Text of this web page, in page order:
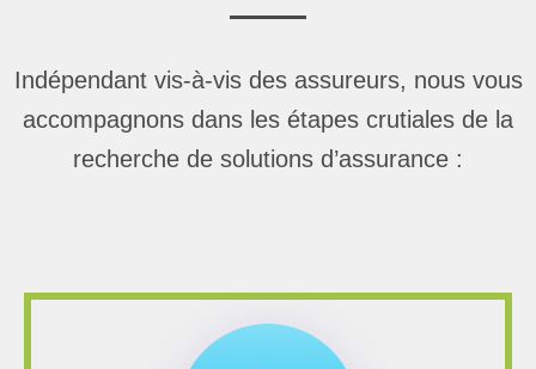
Indépendant vis-à-vis des assureurs, nous vous
accompagnons dans les étapes crutiales de la
recherche de solutions d’assurance :